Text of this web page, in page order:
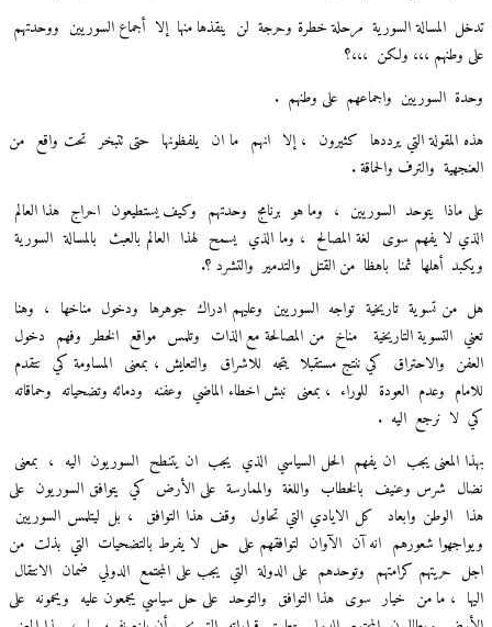
المسالة السورية مرحلة خطرة وحرجة لن ينقذها منها إلا أجماع السوريين ووحدتهم
وطنهم،،، ولكن ،،،؟
السوريين واجماعهم على وطنهم .
التي يرددها كثيرون ، إلا انهم ما ان يلفظونها حتى تتبخر تحت واقع
من
والترفوالحماقة .
يتوحد السوريين ، وما هو برنامج وحدتهم وكيف يستطيعون احراج هذا العالم
لا يفهم سوى لغة المصالح ، وما الذي يسمح لهذا العالم بالعبث بالمسالة السورية
أهلها ثمنا باهظا من القتل والتدمير والتشرد ؟.
من تسوية تاريخية تواجه السوريين وعليهم ادراك جوهرها ودخول مناخها ،
وهنا
التسويةالتاريخية مناخ من المصالحة مع الذات وتلمس مواقع الخطر وفهم دخول
والاحتراق كي ننتج مستقبلا يتجه للاشراق والتعايش ، بمعنى المساومة كي نتقدم
وعدم العودةللوراء ، بمعنى نبش اخطاء الماضي وعفنه ودمائه وتضحياته وحماقاته
لا نرجع اليه .
المعنى يجبان يفهم الحل السياسي الذي يجب ان يتنطح السوريون اليه ،
بمعنى
شرسوعنيف بالخطاب واللغة والممارسة على الأرض كي يتوافق السوريون على
الوطن وابعاد كل الايادي التي تحاول وقف هذا التوافق ، بل ليتلمس السوريين
شعورهم انه آن الآوان لتوافقهم على حل لا يفرط بالتضحيات التي بذلت من
حريتهم كرامتهم وتوحدهم على الدولة التي يجب على المجتمع الدولي ضمان الانتقال
، ما من خيار سوى هذا التوافق والتوحد على حل سياسييجمعون عليه ويحمونه على